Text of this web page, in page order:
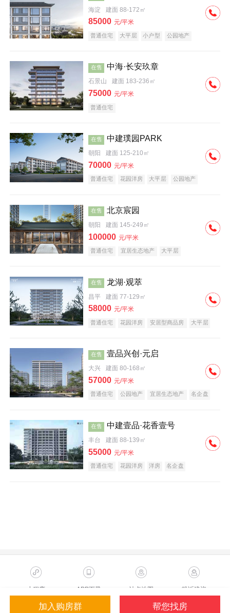
海淀 建面 88-172㎡
85000 元/平米
普通住宅 大平层 小户型
公园地产
在售 中海·长安玖章
石景山 建面 183-236㎡
75000 元/平米
普通住宅
在售 中建璞园PARK
朝阳 建面 125-210㎡
70000 元/平米
普通住宅 花园洋房 大平层
公园地产
在售 北京宸园
朝阳 建面 145-249㎡
100000 元/平米
普通住宅 宜居生态地产 大平层
在售 龙湖·观萃
昌平 建面 77-129㎡
58000 元/平米
普通住宅 花园洋房 安居型商品房
大平层
在售 壹品兴创·元启
大兴 建面 80-168㎡
57000 元/平米
普通住宅 公园地产 宜居生态地产 名企盘
在售 中建壹品·花香壹号
丰台 建面 88-139㎡
55000 元/平米
普通住宅 花园洋房 洋房 名企盘
加入购房群 帮您找房
小程序 APP下载 站点地图 投诉建议